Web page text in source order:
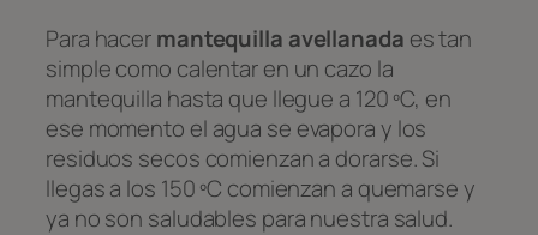
Para hacermantequilla avellanada es tan
simple como calentar en un cazo la
mantequilla hasta que llegue a 120 ºC, en
ese momento el agua se evapora y los
residuos secos comienzan a dorarse. Si
llegas a los 150 ºC comienzan a quemarse y
ya no son saludables para nuestra salud.